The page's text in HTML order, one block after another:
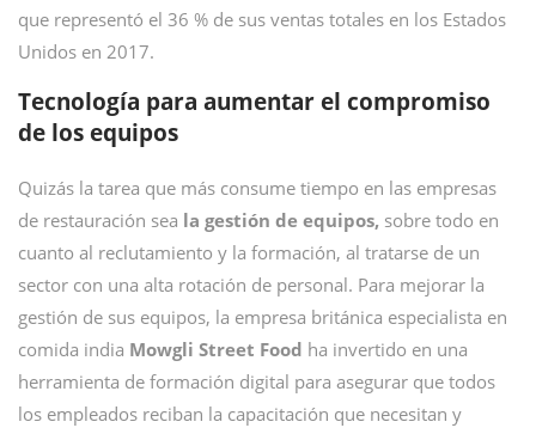
que representó el 36 % de sus ventas totales en los Estados
Unidos en 2017.
Tecnología para aumentar el compromiso
de los equipos
Quizás la tarea que más consume tiempo en las empresas
de restauración sea la gestión de equipos, sobre todo en
cuanto al reclutamiento y la formación, al tratarse de un
sector con una alta rotación de personal. Para mejorar la
gestión de sus equipos, la empresa británica especialista en
comida india Mowgli Street Food ha invertido en una
herramienta de formación digital para asegurar que todos
los empleados reciban la capacitación que necesitan y